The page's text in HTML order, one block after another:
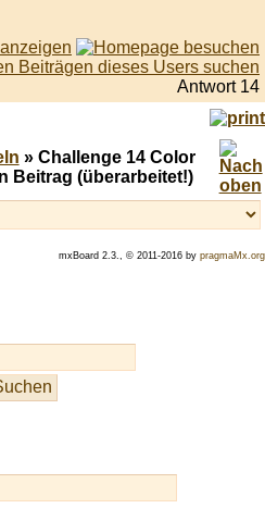
Antwort 14
» Challenge 14 Color
Beitrag (überarbeitet!)
mxBoard 2.3., © 2011-2016 by pragmaMx.org